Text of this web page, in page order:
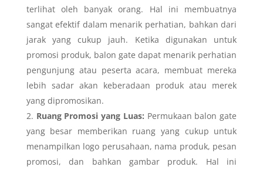
terlihat oleh banyak orang. Hal ini membuatnya
sangat efektif dalam menarik perhatian, bahkan dari
jarak yang cukup jauh. Ketika digunakan untuk
promosi produk, balon gate dapat menarik perhatian
pengunjung atau peserta acara, membuat mereka
lebih sadar akan keberadaan produk atau merek
yang dipromosikan.
Ruang Promosi yang Luas: Permukaan balon gate
yang besar memberikan ruang yang cukup untuk
menampilkan logo perusahaan, nama produk, pesan
promosi, dan bahkan gambar produk. Hal ini